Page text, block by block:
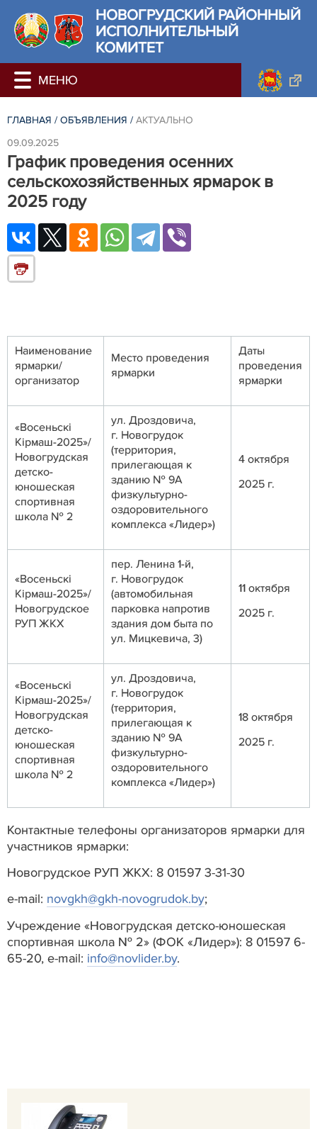
НОВОГРУДСКИЙ РАЙОННЫЙ
ИСПОЛНИТЕЛЬНЫЙ
КОМИТЕТ
ГЛАВНАЯ / ОБЪЯВЛЕНИЯ / АКТУАЛЬНО
09.09.2025
График проведения осенних
сельскохозяйственных ярмарок в
2025 году
Наименование
ярмарки/
организатор
Место проведения
ярмарки
Даты
проведения
ярмарки
«Восеньскi
Кiрмаш-2025»/
Новогрудская
детско-
юношеская
спортивная
школа № 2
ул. Дроздовича,
г. Новогрудок
(территория,
прилегающая к
зданию № 9А
физкультурно-
оздоровительного
комплекса «Лидер»)
4 октября
2025 г.
«Восеньскi
Кiрмаш-2025»/
Новогрудское
РУП ЖКХ
пер. Ленина 1-й,
г. Новогрудок
(автомобильная
парковка напротив
здания дом быта по
ул. Мицкевича, 3)
11 октября
2025 г.
«Восеньскi
Кiрмаш-2025»/
Новогрудская
детско-
юношеская
спортивная
школа № 2
ул. Дроздовича,
г. Новогрудок
(территория,
прилегающая к
зданию № 9А
физкультурно-
оздоровительного
комплекса «Лидер»)
18 октября
2025 г.
Контактные телефоны организаторов ярмарки для
участников ярмарки:
Новогрудское РУП ЖКХ: 8 01597 3-31-30
e-mail: novgkh@gkh-novogrudok.by;
Учреждение «Новогрудская детско-юношеская
спортивная школа № 2» (ФОК «Лидер»): 8 01597 6-
65-20, e-mail: info@novlider.by.